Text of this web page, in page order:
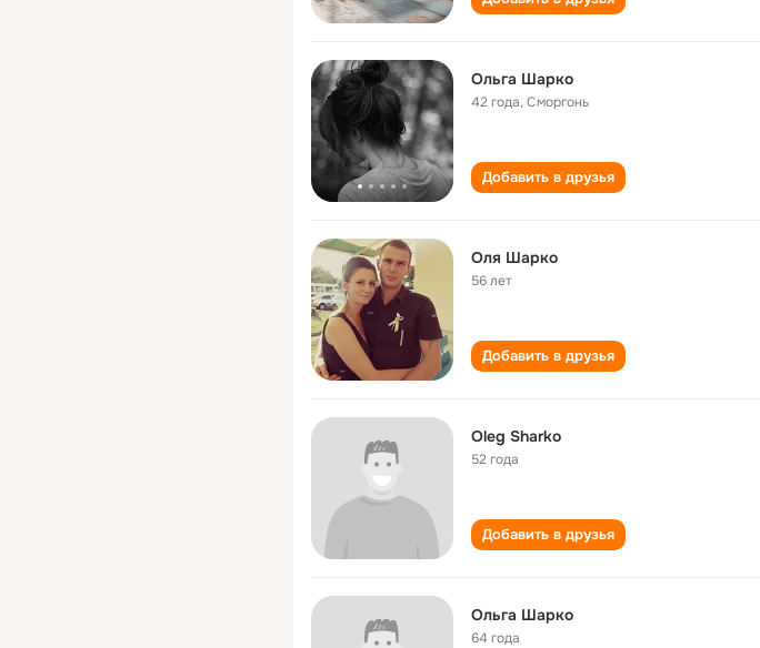
Ольга Шарко
42 года,Сморгонь
Добавить в друзья
Оля Шарко
56 лет
Добавить в друзья
Oleg Sharko
52 года
Добавить в друзья
Ольга Шарко
64 года